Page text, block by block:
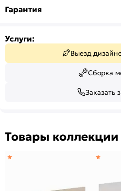
Гарантия
Услуги:
Выезд
Сборка
Заказать
Товары